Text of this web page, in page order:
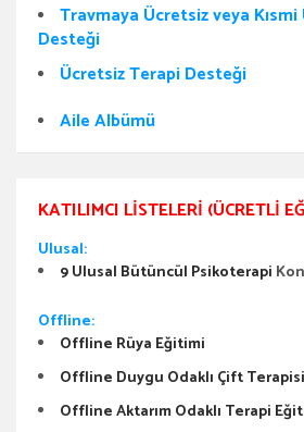
Travmaya Ücretsiz veya
Desteği
Ücretsiz Terapi Desteği
Aile Albümü
KATILIMCI LISTELERI (ÜCRETLI
Ulusal:
9 Ulusal Bütüncül Psikoterapi
Offline:
Offline Rüya Eğitimi
Offline Duygu Odaklı Çift
Offline Aktarım Odaklı Terapi